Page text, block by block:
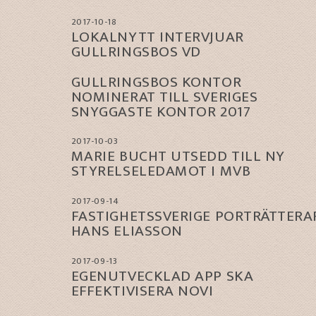
2017-10-18
LOKALNYTT INTERVJUAR
GULLRINGSBOS VD
GULLRINGSBOS KONTOR
NOMINERAT TILL SVERIGES
SNYGGASTE KONTOR 2017
2017-10-03
MARIE BUCHT UTSEDD TILL NY
STYRELSELEDAMOT I MVB
2017-09-14
FASTIGHETSSVERIGE
HANS ELIASSON
2017-09-13
EGENUTVECKLAD APP SKA
EFFEKTIVISERA NOVI